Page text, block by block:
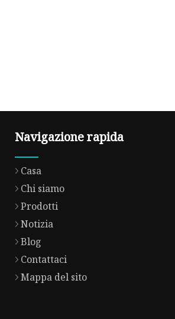
Navigazione rapida
Casa
Chi siamo
Prodotti
Notizia
Blog
Contattaci
Mappa del sito